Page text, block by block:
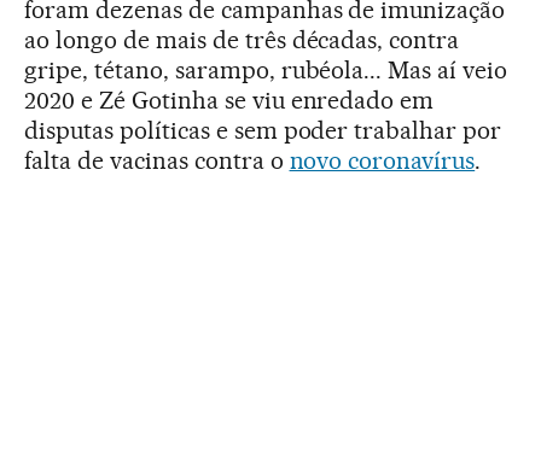
foram dezenas de campanhas de imunização
ao longo de mais de três décadas, contra
gripe, tétano, sarampo, rubéola... Mas aí veio
2020 e Zé Gotinha se viu enredado em
disputas políticas e sem poder trabalhar por
falta de vacinas contra o novo coronavírus.